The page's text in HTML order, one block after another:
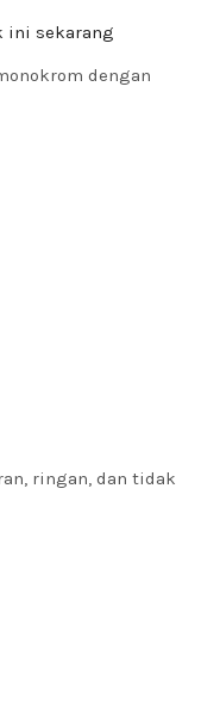
ini sekarang
dengan
ringan, dan tidak